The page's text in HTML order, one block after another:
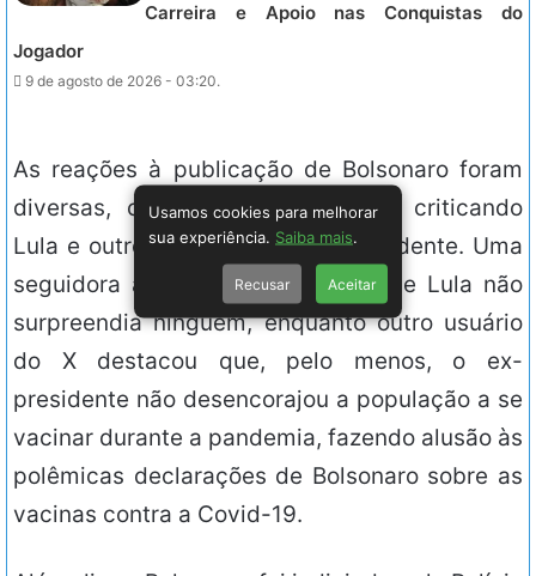
Carreira e Apoio nas Conquistas do
Jogador
9 de agosto de 2026 - 03:20.
As reações à publicação de Bolsonaro foram
diversas, com alguns internautas criticando
Lula e outros ironizando o ex-presidente. Uma
seguidora afirmou que a atitude de Lula não
surpreendia ninguém, enquanto outro usuário
do X destacou que, pelo menos, o ex-
presidente não desencorajou a população a se
vacinar durante a pandemia, fazendo alusão às
polêmicas declarações de Bolsonaro sobre as
vacinas contra a Covid-19.
Usamos cookies para melhorar
sua experiência. Saiba mais.
Recusar Aceitar